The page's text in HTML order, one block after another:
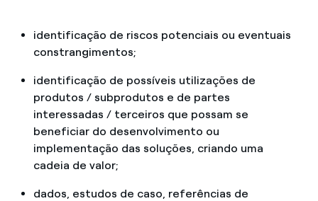
identificação de riscos potenciais ou eventuais
constrangimentos;
identificação de possíveis utilizações de
produtos / subprodutos e de partes
interessadas / terceiros que possam se
beneficiar do desenvolvimento ou
implementação das soluções, criando uma
cadeia de valor;
dados, estudos de caso, referências de